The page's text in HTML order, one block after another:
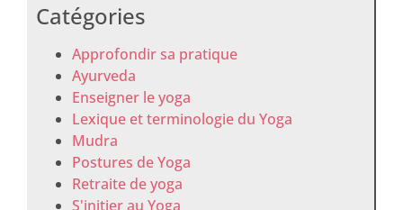
Catégories
Approfondir sa pratique
Ayurveda
Enseigner le yoga
Lexique et terminologie du Yoga
Mudra
Postures de Yoga
Retraite de yoga
S'initier au Yoga